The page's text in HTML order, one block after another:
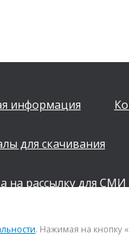
информация
для скачивания
на рассылку для СМИ
+7 (843) 222 0700
. Нажимая на кнопку